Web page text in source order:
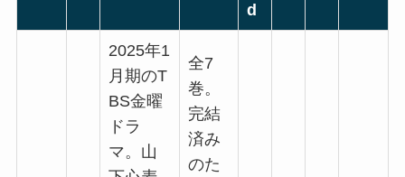
d
2025年1
月期のT
BS金曜
ドラ
マ。山
全7
巻。
完結
済み
のた